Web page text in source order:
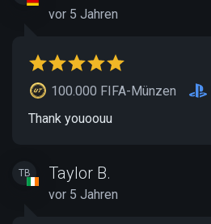
vor 5 Jahren
100.000 FIFA-Münzen
Thank youoouu
TB Taylor B.
vor 5 Jahren